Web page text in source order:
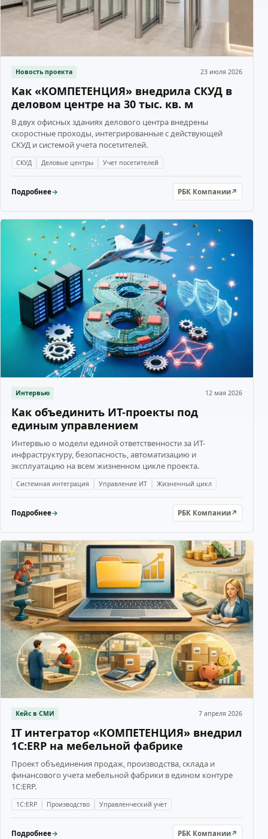
Новость проекта 23 июля 2026
Как «КОМПЕТЕНЦИЯ» внедрила СКУД в
деловом центре на 30 тыс. кв. м
В двух офисных зданиях делового центра внедрены
скоростные проходы, интегрированные с действующей
СКУД и системой учета посетителей.
СКУД Деловые центры Учет посетителей
Подробнее→ РБК Компании↗
Интервью 12 мая 2026
Как объединить ИТ-проекты под
единым управлением
Интервью о модели единой ответственности за ИТ-
инфраструктуру, безопасность, автоматизацию и
эксплуатацию на всем жизненном цикле проекта.
Системная интеграция Управление ИТ Жизненный цикл
Подробнее→ РБК Компании↗
Кейс в СМИ 7 апреля 2026
IT интегратор «КОМПЕТЕНЦИЯ» внедрил
1С:ERP на мебельной фабрике
Проект объединения продаж, производства, склада и
финансового учета мебельной фабрики в едином контуре
1С:ERP.
1С:ERP Производство Управленческий учет
Подробнее→ РБК Компании↗